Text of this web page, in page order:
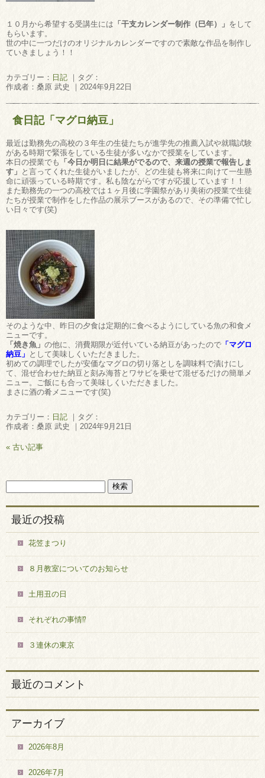
１０月から希望する受講生には 「干支カレンダー制作（巳年）」 をして
もらいます。
世の中に一つだけのオリジナルカレンダーですので素敵な作品を制作し
ていきましょう！！
カテゴリー： 日記 ｜タグ：
作成者：桑原 武史 ｜2024年9月22日
食日記「マグロ納豆」
最近は勤務先の高校の３年生の生徒たちが進学先の推薦入試や就職試験
がある時期で緊張をしている生徒が多いなかで授業をしています。
本日の授業でも 「今日か明日に結果がでるので、来週の授業で報告しま
す」 と言ってくれた生徒がいましたが、どの生徒も将来に向けて一生懸
命に頑張っている時期です。私も陰ながらですが応援しています！！
また勤務先の一つの高校では１ヶ月後に学園祭があり美術の授業で生徒
たちが授業で制作をした作品の展示ブースがあるので、その準備で忙し
い日々です(笑)
そのような中、昨日の夕食は定期的に食べるようにしている魚の和食メ
ニューです。
「焼き魚」 の他に、消費期限が近付いている納豆があったので 「マグロ
納豆」 として美味しくいただきました。
初めての調理でしたが安価なマグロの切り落としを調味料で漬けにし
て、混ぜ合わせた納豆と刻み海苔とワサビを乗せて混ぜるだけの簡単メ
ニュー。ご飯にも合って美味しくいただきました。
まさに酒の肴メニューです(笑)
カテゴリー： 日記 ｜タグ：
作成者：桑原 武史 ｜2024年9月21日
« 古い記事
最近の投稿
花笠まつり
８月教室についてのお知らせ
土用丑の日
それぞれの事情⁉
３連休の東京
最近のコメント
アーカイブ
2026年8月
2026年7月